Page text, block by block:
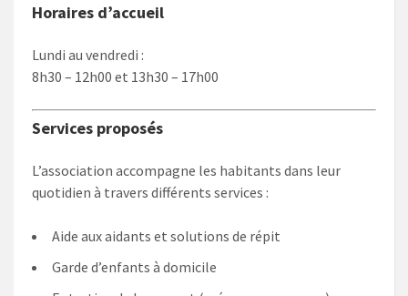
Horaires d’accueil
Lundi au vendredi :
8h30 – 12h00 et 13h30 – 17h00
Services proposés
L’association accompagne les habitants dans leur
quotidien à travers différents services :
Aide aux aidants et solutions de répit
Garde d’enfants à domicile